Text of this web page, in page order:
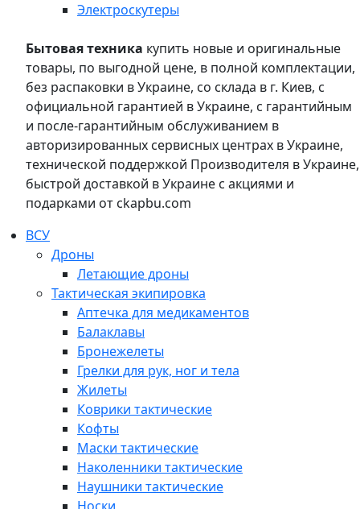
Электроскутеры
Бытовая техника купить новые и оригинальные
товары, по выгодной цене, в полной комплектации,
без распаковки в Украине, со склада в г. Киев, с
официальной гарантией в Украине, с гарантийным
и после-гарантийным обслуживанием в
авторизированных сервисных центрах в Украине,
технической поддержкой Производителя в Украине,
быстрой доставкой в Украине с акциями и
подарками от ckapbu.com
ВСУ
Дроны
Летающие дроны
Тактическая экипировка
Аптечка для медикаментов
Балаклавы
Бронежелеты
Грелки для рук, ног и тела
Жилеты
Коврики тактические
Кофты
Маски тактические
Наколенники тактические
Наушники тактические